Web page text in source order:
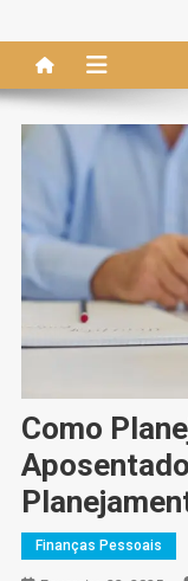
Como
Finanças Pessoais